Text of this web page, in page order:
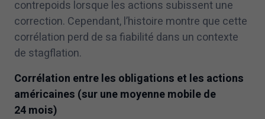
contrepoids lorsque les actions subissent une
correction. Cependant, l’histoire montre que cette
corrélation perd de sa fiabilité dans un contexte
de stagflation.
Corrélation entre les obligations et les actions
américaines (sur une moyenne mobile de
24mois)